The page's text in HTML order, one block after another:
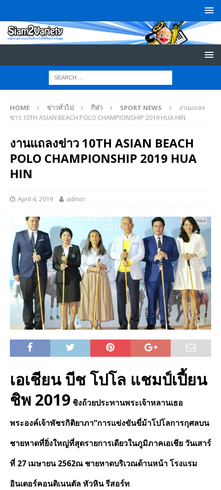
HOME ข่าวทั่วไป กีฬา SPORT NEWS
งานแถลง
ข่าว 10TH ASIAN BEACH POLO CHAMPIONSHIP 2019 HUA HIN
งานแถลงข่าว 10TH ASIAN BEACH
POLO CHAMPIONSHIP 2019 HUA
HIN
April 4, 2019 admin
เอเชียน บีช โปโล แชมป์เปี้ยน
ชิพ 2019 ชิงถ้วยประทานพระเจ้าหลานเธอ
พระองค์เจ้าพัชรกิติยาภา”การแข่งขันขี่ม้าโปโลการกุศลบน
ชายหาดที่ยิ่งใหญ่ที่สุดรายการเดียวในภูมิภาคเอเชีย วันเสาร์
ที่ 27 เมษายน 2562ณ ชายหาดบริเวณด้านหน้า โรงแรม
อินเตอร์คอนติเนนตัล หัวหิน รีสอร์ท